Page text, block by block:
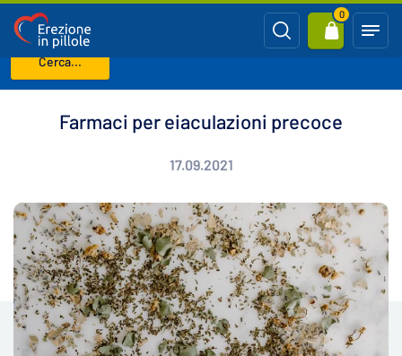
Cerca...
0
Benvenuto Blog
Farmaci per eiaculazioni precoce
17.09.2021